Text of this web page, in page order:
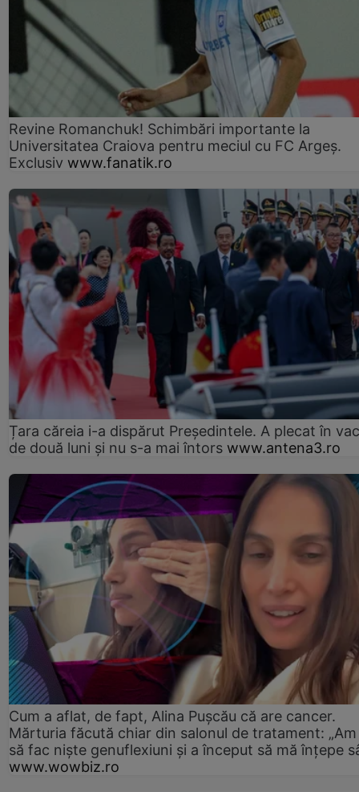
Revine Romanchuk! Schimbări importante la
Universitatea Craiova pentru meciul cu FC Argeş.
Exclusiv www.fanatik.ro
Țara căreia i-a dispărut Președintele. A plecat în
de două luni și nu s-a mai întors www.antena3.ro
Cum a aflat, de fapt, Alina Pușcău că are cancer.
Mărturia făcută chiar din salonul de tratament:
să fac niște genuflexiuni și a început să mă înțepe
www.wowbiz.ro